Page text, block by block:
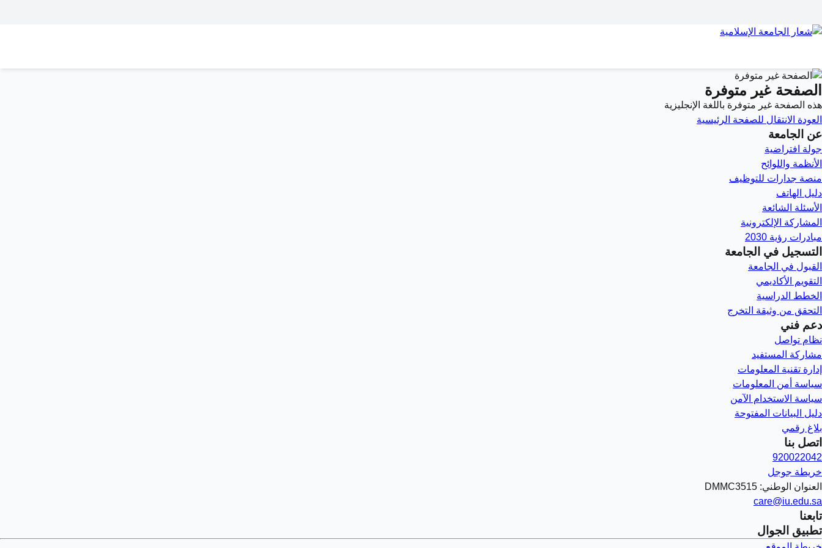
الصفحة غير متوفرة
هذه الصفحة غير متوفرة باللغة الإنجليزية
العودة الانتقال للصفحة الرئيسية
عن الجامعة
جولة افتراضية
الأنظمة واللوائح
منصة جدارات للتوظيف
دليل الهاتف
الأسئلة الشائعة
المشاركة الإلكترونية
مبادرات رؤية 2030
التسجيل في الجامعة
القبول في الجامعة
التقويم الأكاديمي
الخطط الدراسية
التحقق من وثيقة التخرج
دعم فني
نظام تواصل
مشاركة المستفيد
إدارة تقنية المعلومات
سياسة أمن المعلومات
سياسة الاستخدام الآمن
دليل البيانات المفتوحة
بلاغ رقمي
اتصل بنا
920022042
خريطة جوجل
العنوان الوطني: DMMC3515
care@iu.edu.sa
تابعنا
تطبيق الجوال